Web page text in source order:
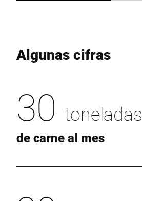
Algunas cifras
30 toneladas
de carne al mes